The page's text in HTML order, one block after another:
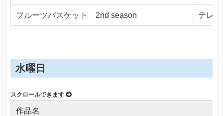
フルーツバスケット 2nd season テレ
水曜日
作品名